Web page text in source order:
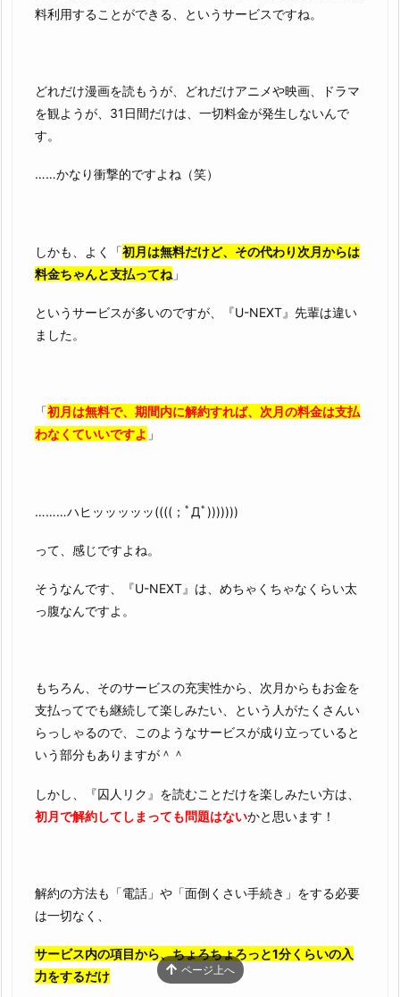
料利用することができる、というサービスですね。
どれだけ漫画を読もうが、どれだけアニメや映画、ドラマ
を観ようが、31日間だけは、一切料金が発生しないんで
す。
……かなり衝撃的ですよね（笑）
しかも、よく「初月は無料だけど、その代わり次月からは
料金ちゃんと支払ってね 」
というサービスが多いのですが、『U-NEXT』先輩は違い
ました。
「初月は無料で、期間内に解約すれば、次月の料金は支払
わなくていいですよ 」
………ハヒッッッッッ((((；ﾟДﾟ)))))))
って、感じですよね。
そうなんです、『U-NEXT』は、めちゃくちゃなくらい太
っ腹なんですよ。
もちろん、そのサービスの充実性から、次月からもお金を
支払ってでも継続して楽しみたい、という人がたくさんい
らっしゃるので、このようなサービスが成り立っていると
いう部分もありますが＾＾
しかし、『囚人リク』を読むことだけを楽しみたい方は、
初月で解約してしまっても問題はないかと思います！
解約の方法も「電話」や「面倒くさい手続き」をする必要
は一切なく、
サービス内の項目から、ちょろちょろっと1分くらいの入
力をするだけ
ページ上へ